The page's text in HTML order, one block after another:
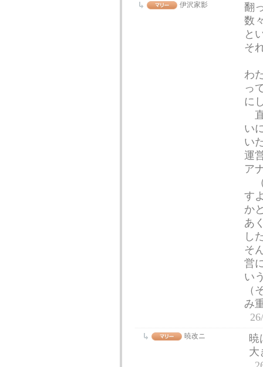
伊沢家影
翻
数
と
そ
わ
っ
に
直
い
い
運
ア
（
す
か
あ
し
そ
営
い
（
み
暁改ニ
暁
大